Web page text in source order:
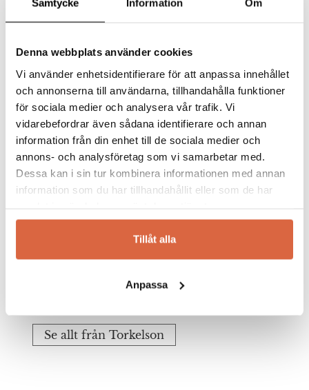
Samtycke Information Om
Denna webbplats använder cookies
Vi använder enhetsidentifierare för att anpassa innehållet
och annonserna till användarna, tillhandahålla funktioner
för sociala medier och analysera vår trafik. Vi
vidarebefordrar även sådana identifierare och annan
information från din enhet till de sociala medier och
annons- och analysföretag som vi samarbetar med.
Dessa kan i sin tur kombinera informationen med annan
information som du har tillhandahållit eller som de har
Tillåt alla
Anpassa
Namn*
E-post*
Spara mitt namn, min e-postadress och webbplats i
denna webbläsare till nästa gång jag skriver en
kommentar.
Torkelson
Torkelson i Skånes Fagerhult är ett av Sveriges
äldsta möbelföretag. Sedan starten på 50-talet
har företaget via sina återförsäljare levererat
kvalitetsmöbler till skandinaviska hem.
Denna tradition är varumärkets stolthet och
genom fortsatt arbete med att välja hållbara
de möbler som tillverkas.
Torkelson erbjuder ett utbud av
en möbel från Torkelson som håller över tid.
Se allt från Torkelson